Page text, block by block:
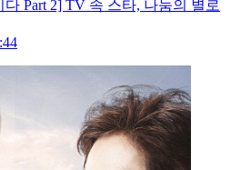
Part 2] TV 속 스타, 나눔의 별로